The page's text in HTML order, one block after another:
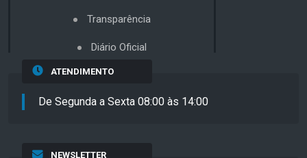
Transparência
Diário Oficial
ATENDIMENTO
De Segunda a Sexta 08:00 às 14:00
NEWSLETTER